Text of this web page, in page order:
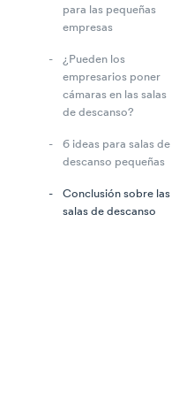
para las pequeñas
empresas
¿Pueden los
empresarios poner
cámaras en las salas
de descanso?
6 ideas para salas de
descanso pequeñas
Conclusión sobre las
salas de descanso